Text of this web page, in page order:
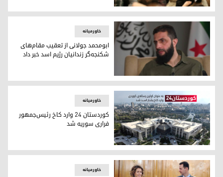
علی خامنه‌ای رهبر جمهوری اسلامی ایران
ابو محمد جولانی
خاورمیانه
ابومحمد جولانی از تعقیب مقام‌های
شکنجه‌گر زندانیان رژیم اسد خبر داد
کاخ ریاست‌جمهوری بشار اسد در سوریە
خاورمیانه
کوردستان ۲۴ وارد کاخ رئیس‌جمهور
فراری سوریه شد
خاورمیانه